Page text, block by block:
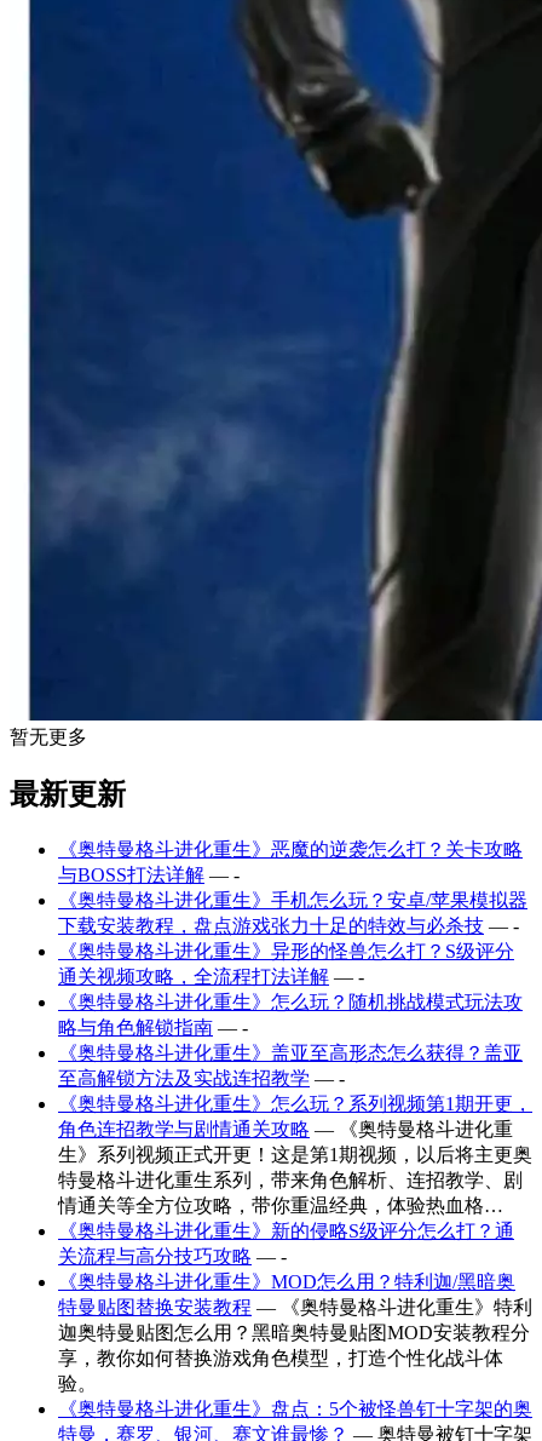
暂无更多
最新更新
《奥特曼格斗进化重生》恶魔的逆袭怎么打？关卡攻略
与BOSS打法详解 — -
《奥特曼格斗进化重生》手机怎么玩？安卓/苹果模拟器
下载安装教程，盘点游戏张力十足的特效与必杀技 — -
《奥特曼格斗进化重生》异形的怪兽怎么打？S级评分
通关视频攻略，全流程打法详解 — -
《奥特曼格斗进化重生》怎么玩？随机挑战模式玩法攻
略与角色解锁指南 — -
《奥特曼格斗进化重生》盖亚至高形态怎么获得？盖亚
至高解锁方法及实战连招教学 — -
《奥特曼格斗进化重生》怎么玩？系列视频第1期开更，
角色连招教学与剧情通关攻略 — 《奥特曼格斗进化重
生》系列视频正式开更！这是第1期视频，以后将主更奥
特曼格斗进化重生系列，带来角色解析、连招教学、剧
情通关等全方位攻略，带你重温经典，体验热血格…
《奥特曼格斗进化重生》新的侵略S级评分怎么打？通
关流程与高分技巧攻略 — -
《奥特曼格斗进化重生》MOD怎么用？特利迦/黑暗奥
特曼贴图替换安装教程 — 《奥特曼格斗进化重生》特利
迦奥特曼贴图怎么用？黑暗奥特曼贴图MOD安装教程分
享，教你如何替换游戏角色模型，打造个性化战斗体
验。
《奥特曼格斗进化重生》盘点：5个被怪兽钉十字架的奥
特曼，赛罗、银河、赛文谁最惨？ — 奥特曼被钉十字架